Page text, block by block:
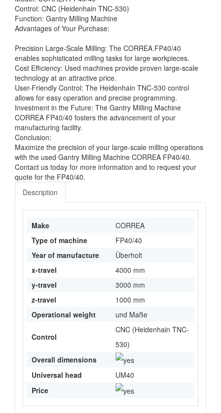
Control: CNC (Heidenhain TNC-530)
Function: Gantry Milling Machine
Advantages of Your Purchase:
Precision Large-Scale Milling: The CORREA FP40/40
enables sophisticated milling tasks for large workpieces.
Cost Efficiency: Used machines provide proven large-scale
technology at an attractive price.
User-Friendly Control: The Heidenhain TNC-530 control
allows for easy operation and precise programming.
Investment in the Future: The Gantry Milling Machine
CORREA FP40/40 fosters the advancement of your
manufacturing facility.
Conclusion:
Maximize the precision of your large-scale milling operations
with the used Gantry Milling Machine CORREA FP40/40.
Contact us today for more information and to request your
quote for the FP40/40.
Description
Make
CORREA
Type of machine
FP40/40
Year of manufacture
Überholt
x-travel
4000 mm
y-travel
3000 mm
z-travel
1000 mm
Operational weight
und Maße
Control
CNC (Heidenhain TNC-
530)
Overall dimensions
Universal head
UM40
Price